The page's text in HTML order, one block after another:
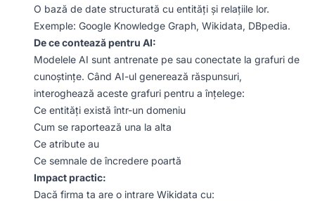
O bază de date structurată cu entități și relațiile lor.
Exemple: Google Knowledge Graph, Wikidata, DBpedia.
De ce contează pentru AI:
Modelele AI sunt antrenate pe sau conectate la grafuri de
cunoștințe. Când AI-ul generează răspunsuri,
interoghează aceste grafuri pentru a înțelege:
Ce entități există într-un domeniu
Cum se raportează una la alta
Ce atribute au
Ce semnale de încredere poartă
Impact practic:
Dacă firma ta are o intrare Wikidata cu: